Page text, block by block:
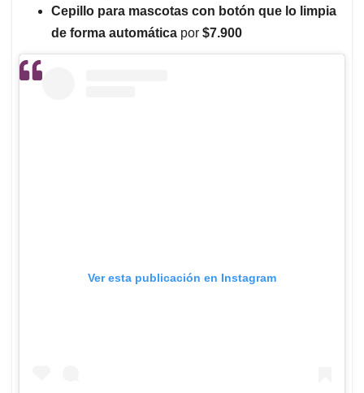
Cepillo para mascotas con botón que lo limpia
de forma automática por $7.900
Ver esta publicación en Instagram